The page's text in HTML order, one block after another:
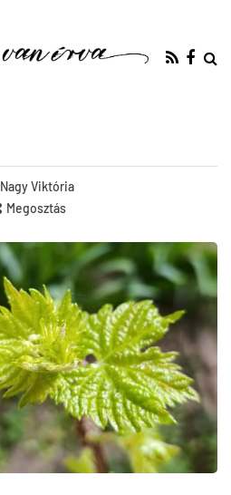
Nagy Viktória
Megosztás